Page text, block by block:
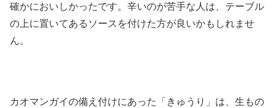
確かにおいしかったです。辛いのが苦手な人は、テーブル
の上に置いてあるソースを付けた方が良いかもしれませ
ん。
カオマンガイの備え付けにあった「きゅうり」は、生もの